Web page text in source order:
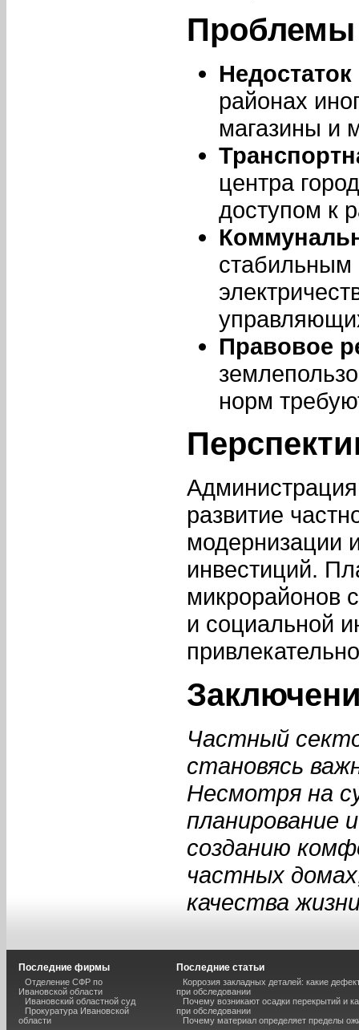
районах
магазины и
центра
доступом к
стабильным
Правовое
норм
развитие
модернизации
инвестиций.
микрорайонов
и социальной
Частный
становясь
Несмотря на
планирование
созданию
частных
качества
Последние фирмы
Отделение СФР по
Ивановской области
Ивановский областной суд
Прокуратура Ивановской
области
Последние статьи
Коррозия закладных деталей: какие
при обследовании
Почему возникают осадки перекрытий и
при обследовании
Почему материал определяет пределы